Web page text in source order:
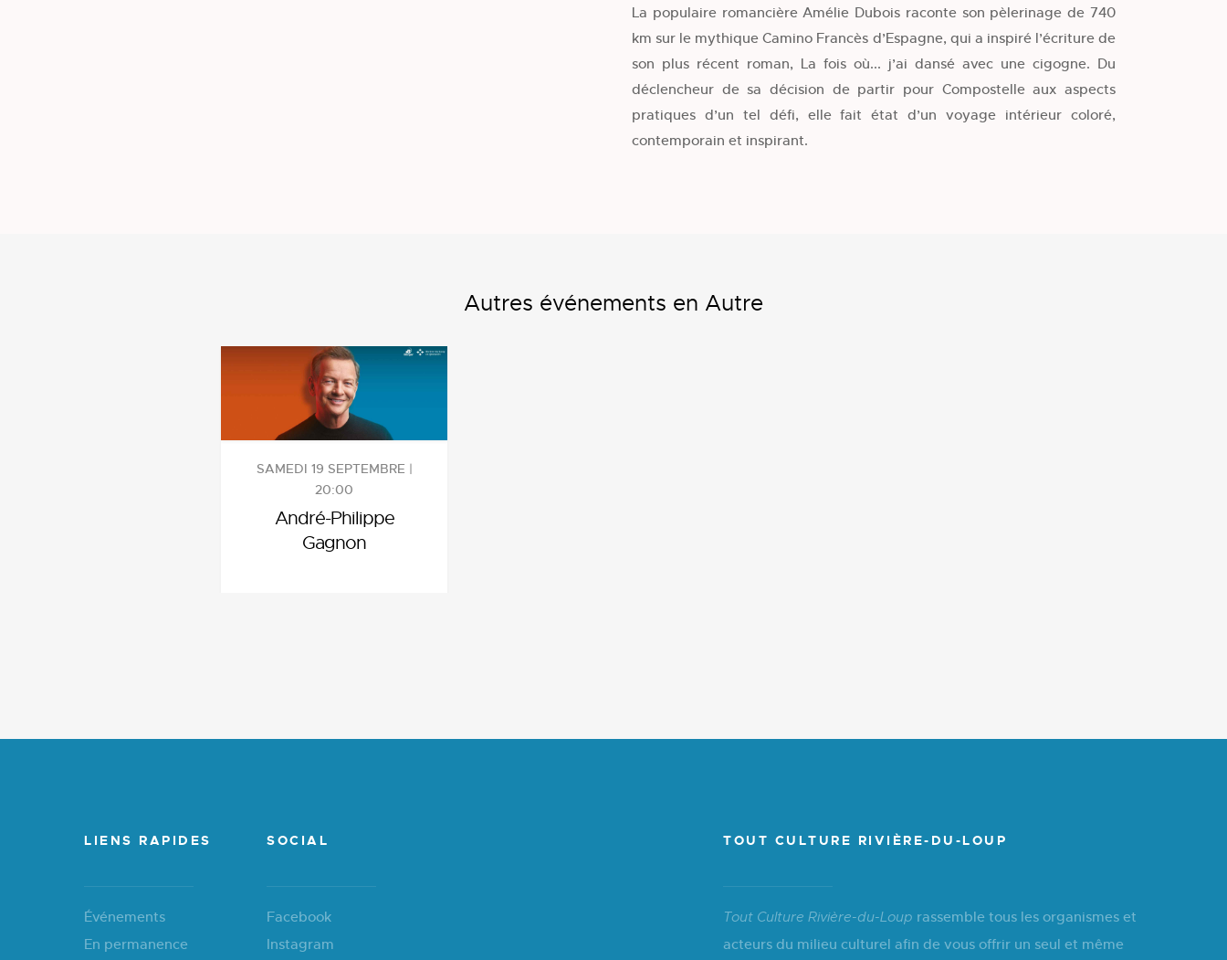
La populaire romancière Amélie Dubois raconte son pèlerinage de 740
km sur le mythique Camino Francès d’Espagne, qui a inspiré l’écriture de
son plus récent roman, La fois où... j’ai dansé avec une cigogne. Du
déclencheur de sa décision de partir pour Compostelle aux aspects
pratiques d’un tel défi, elle fait état d’un voyage intérieur coloré,
contemporain et inspirant.
Autres événements en Autre
SAMEDI 19 SEPTEMBRE |
20:00
André-Philippe
Gagnon
LIENS RAPIDES
Événements
En permanence
SOCIAL
Facebook
Instagram
TOUT CULTURE RIVIÈRE-DU-LOUP
Tout Culture Rivière-du-Loup rassemble tous les organismes et
acteurs du milieu culturel afin de vous offrir un seul et même